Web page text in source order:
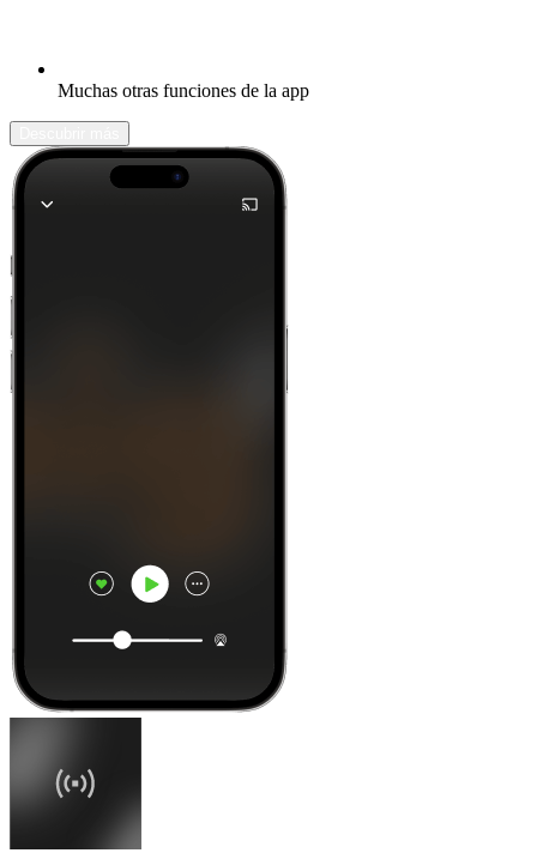
Muchas otras funciones de la app